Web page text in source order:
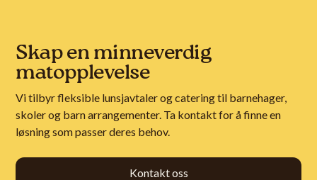
Skap en minneverdig
matopplevelse
Vi tilbyr fleksible lunsjavtaler og catering til barnehager,
skoler og barn arrangementer. Ta kontakt for å finne en
løsning som passer deres behov.
Kontakt oss